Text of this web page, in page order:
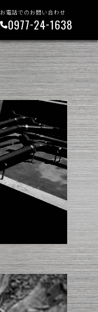
お電話でのお問い合わせ
0977-24-1638